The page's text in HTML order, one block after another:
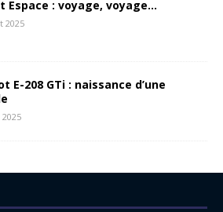
Espace : voyage, voyage…
2025
E-208 GTi : naissance d’une